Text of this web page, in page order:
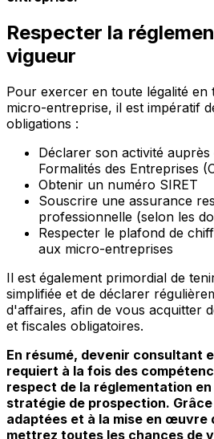
Respecter la
vigueur
Pour exercer en toute légalité en
micro-entreprise, il est impératif
obligations :
Déclarer son activité auprès
Formalités des Entreprises
Obtenir un numéro SIRET
Souscrire une assurance
professionnelle (selon les
Respecter le plafond de
aux micro-entreprises
Il est également primordial de
simplifiée et de déclarer
d'affaires, afin de vous acquitter
et fiscales obligatoires.
En résumé, devenir consultant
requiert à la fois des
respect de la réglementation
stratégie de prospection.
adaptées et à la mise en œuvre
mettrez toutes les chances de